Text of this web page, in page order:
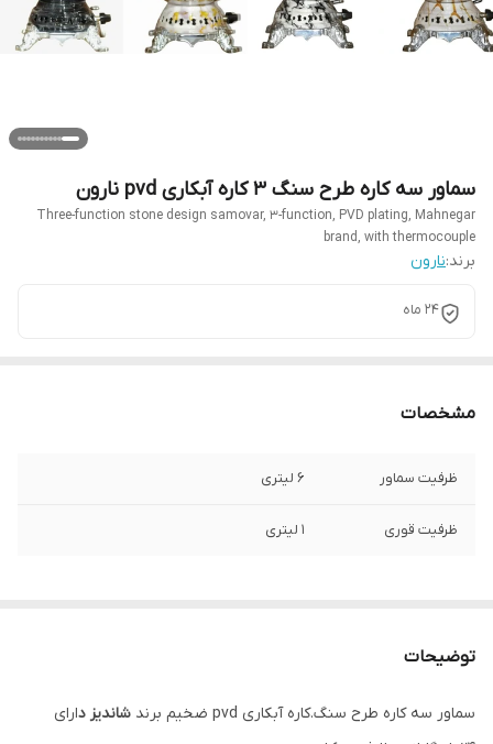
سماور سه کاره طرح سنگ ۳ کاره آبکاری pvd نارون
Three-function stone design samovar, 3-function, PVD plating, Mahnegar
brand, with thermocouple
برند:نارون
۲۴ ماه
مشخصات
ظرفیت سماور ۶ لیتری
ظرفیت قوری ۱ لیتری
توضیحات
سماور سه کاره طرح سنگ.کاره آبکاری pvd ضخیم برند شاندیز دارای